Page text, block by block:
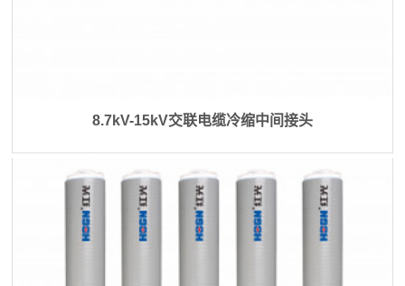
8.7kV-15kV交联电缆冷缩中间接头